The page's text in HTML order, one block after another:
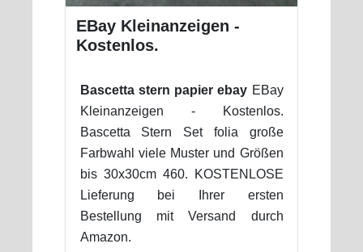
EBay Kleinanzeigen -
Kostenlos.
Bascetta stern papier ebay EBay
Kleinanzeigen - Kostenlos.
Bascetta Stern Set folia große
Farbwahl viele Muster und Größen
bis 30x30cm 460. KOSTENLOSE
Lieferung bei Ihrer ersten
Bestellung mit Versand durch
Amazon.